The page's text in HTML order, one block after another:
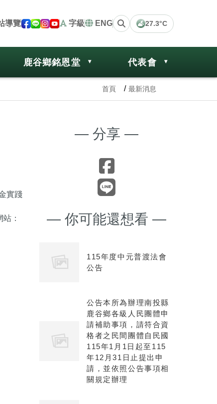
導覽 字級 ENG 27.3°C
鹿谷鄉銘恩堂 代表會
首頁 最新消息
實踐
：
— 分享 —
— 你可能還想看 —
115年度中元普渡法會
公告
公告本所為辦理南投縣
鹿谷鄉各級人民團體申
請補助事項，請符合資
格者之民間團體自民國
115年1月1日起至115
年12月31日止提出申
請，並依照公告事項相
關規定辦理